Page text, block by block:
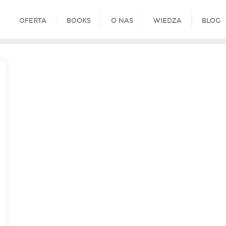
OFERTA BOOKS O NAS WIEDZA BLOG